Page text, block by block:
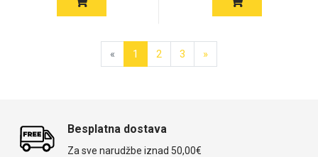
« 1 2 3 »
Besplatna dostava
Za sve narudžbe iznad 50,00€